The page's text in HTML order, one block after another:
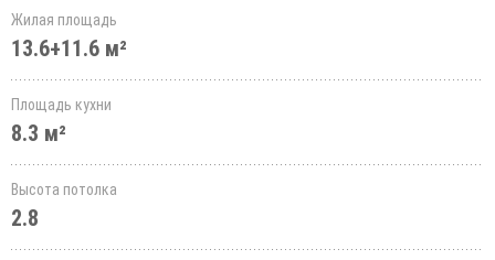
Жилая площадь
13.6+11.6 м²
Площадь кухни
8.3 м²
Высота потолка
2.8